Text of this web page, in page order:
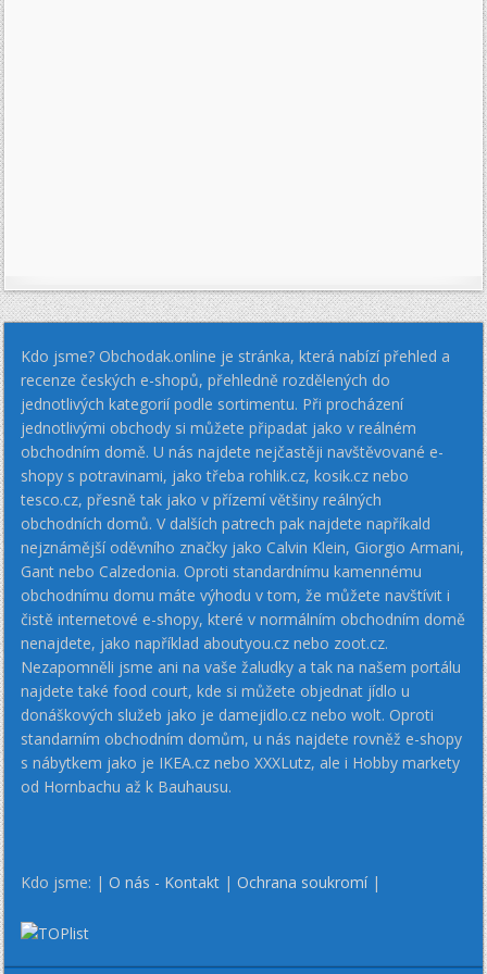
Kdo jsme? Obchodak.online je stránka, která nabízí přehled a
recenze českých e-shopů, přehledně rozdělených do
jednotlivých kategorií podle sortimentu. Při procházení
jednotlivými obchody si můžete připadat jako v reálném
obchodním domě. U nás najdete nejčastěji navštěvované e-
shopy s potravinami, jako třeba rohlik.cz, kosik.cz nebo
tesco.cz, přesně tak jako v přízemí většiny reálných
obchodních domů. V dalších patrech pak najdete napříkald
nejznámější oděvního značky jako Calvin Klein, Giorgio Armani,
Gant nebo Calzedonia. Oproti standardnímu kamennému
obchodnímu domu máte výhodu v tom, že můžete navštívit i
čistě internetové e-shopy, které v normálním obchodním domě
nenajdete, jako například aboutyou.cz nebo zoot.cz.
Nezapomněli jsme ani na vaše žaludky a tak na našem portálu
najdete také food court, kde si můžete objednat jídlo u
donáškových služeb jako je damejidlo.cz nebo wolt. Oproti
standarním obchodním domům, u nás najdete rovněž e-shopy
s nábytkem jako je IKEA.cz nebo XXXLutz, ale i Hobby markety
od Hornbachu až k Bauhausu.
Kdo jsme: |O nás - Kontakt |Ochrana soukromí|